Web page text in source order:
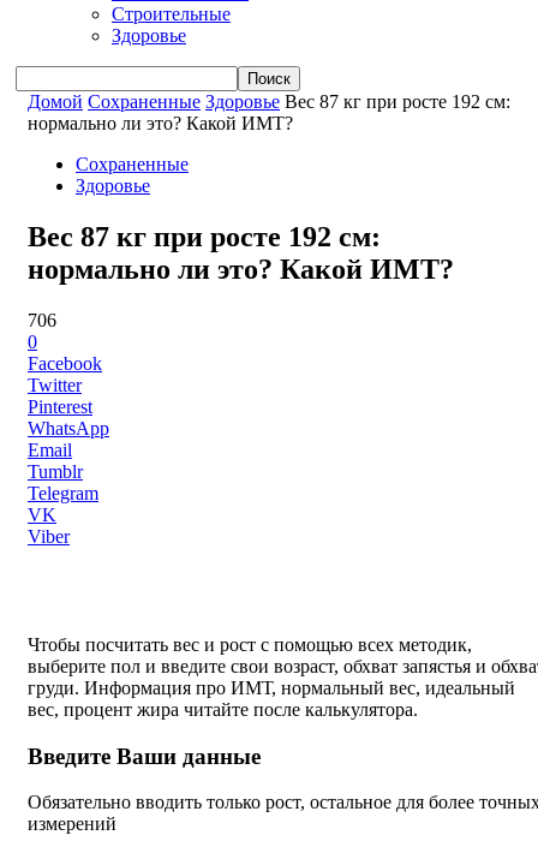
Строительные
Здоровье
Домой Сохраненные Здоровье Вес 87 кг при росте 192 см:
нормально ли это? Какой ИМТ?
Сохраненные
Здоровье
Вес 87 кг при росте 192 см:
нормально ли это? Какой ИМТ?
706
0
Facebook
Twitter
Pinterest
WhatsApp
Email
Tumblr
Telegram
VK
Viber
Чтобы посчитать вес и рост с помощью всех методик,
выберите пол и введите свои возраст, обхват запястья и
груди. Информация про ИМТ, нормальный вес, идеальный
вес, процент жира читайте после калькулятора.
Введите Ваши данные
Обязательно вводить только рост, остальное для более
измерений